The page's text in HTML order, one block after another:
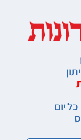
יום